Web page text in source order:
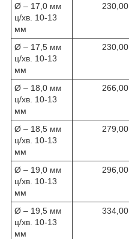
Ø – 17,0 мм
ц/хв. 10-13
мм
230,00
Ø – 17,5 мм
ц/хв. 10-13
мм
230,00
Ø – 18,0 мм
ц/хв. 10-13
мм
266,00
Ø – 18,5 мм
ц/хв. 10-13
мм
279,00
Ø – 19,0 мм
ц/хв. 10-13
мм
296,00
Ø – 19,5 мм
ц/хв. 10-13
мм
334,00